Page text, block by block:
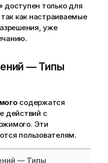
доступен только для
как настраиваемые
уже
— Типы
содержатся
действий с
Эти
пользователям.
— Типы